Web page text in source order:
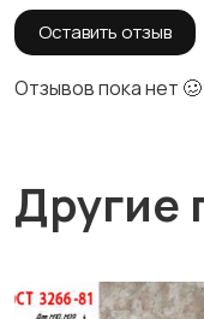
Оставить отзыв
Отзывов пока нет 🥴
Другие